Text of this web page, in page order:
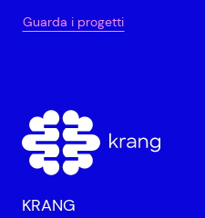
Guarda i progetti
KRANG